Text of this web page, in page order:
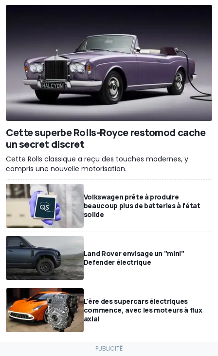
Cette superbe Rolls-Royce restomod cache
un secret discret
Cette Rolls classique a reçu des touches modernes, y
compris une nouvelle motorisation.
Volkswagen prête à produire
beaucoup plus de batteries à l'état
solide
Land Rover envisage un "mini"
Defender électrique
L'ère des supercars électriques
commence, avec les moteurs à flux
axial